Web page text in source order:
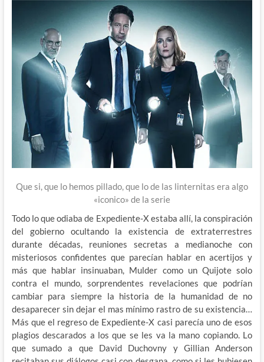
Que si, que lo hemos pillado, que lo de las linternitas era algo
«iconico» de la serie
Todo lo que odiaba de Expediente-X estaba allí, la conspiración
del gobierno ocultando la existencia de extraterrestres
durante décadas, reuniones secretas a medianoche con
misteriosos confidentes que parecían hablar en acertijos y
más que hablar insinuaban, Mulder como un Quijote solo
contra el mundo, sorprendentes revelaciones que podrían
cambiar para siempre la historia de la humanidad de no
desaparecer sin dejar el mas mínimo rastro de su existencia…
Más que el regreso de Expediente-X casi parecía uno de esos
plagios descarados a los que se les va la mano copiando. Lo
que sumado a que David Duchovny y Gillian Anderson